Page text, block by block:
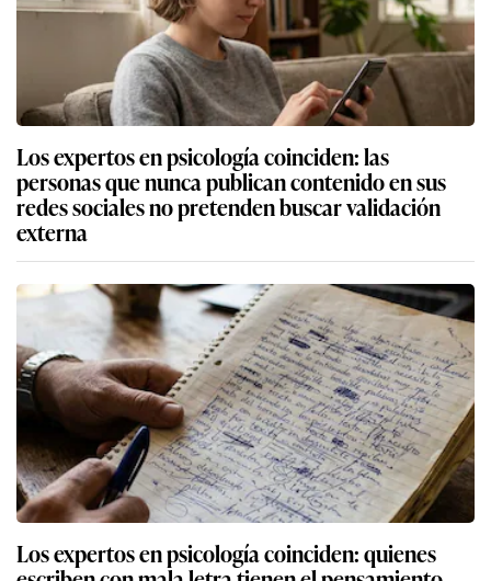
Los expertos en psicología coinciden: las
personas que nunca publican contenido en sus
redes sociales no pretenden buscar validación
externa
Los expertos en psicología coinciden: quienes